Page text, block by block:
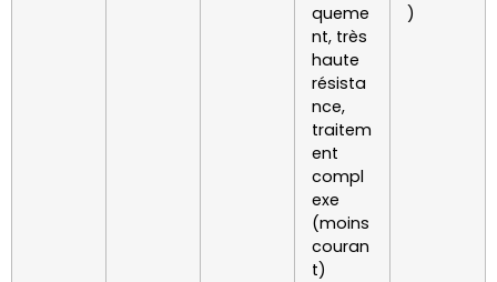
queme
nt, très
haute
résista
nce,
traitem
ent
compl
exe
(moins
couran
t)
)